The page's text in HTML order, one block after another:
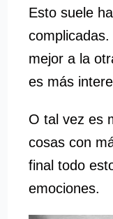
Esto suele
mejor a la
es más
O tal vez es
cosas con
final todo
emociones.